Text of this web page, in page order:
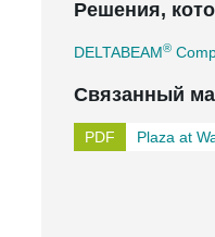
Решения,
DELTABEAM®
Связанный
Plaza at